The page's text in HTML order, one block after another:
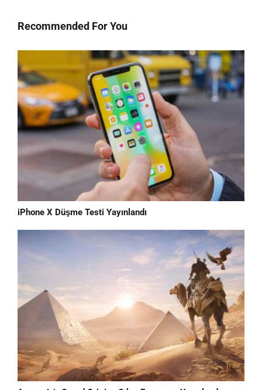
Recommended For You
iPhone X Düşme Testi Yayınlandı